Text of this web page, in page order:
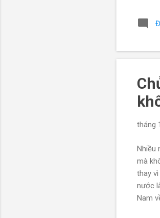
một
ông
tháng
Nhiều
mà
thay
nước
Nam